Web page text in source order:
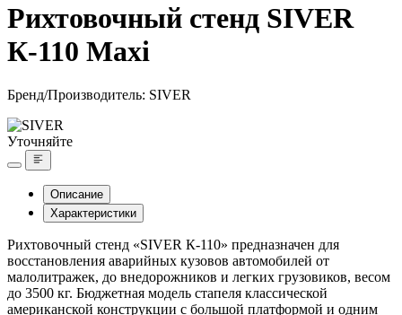
Рихтовочный стенд SIVER
К-110 Maxi
Бренд/Производитель: SIVER
Уточняйте
Описание
Характеристики
Рихтовочный стенд «SIVER К-110» предназначен для
восстановления аварийных кузовов автомобилей от
малолитражек, до внедорожников и легких грузовиков, весом
до 3500 кг. Бюджетная модель стапеля классической
американской конструкции с большой платформой и одним